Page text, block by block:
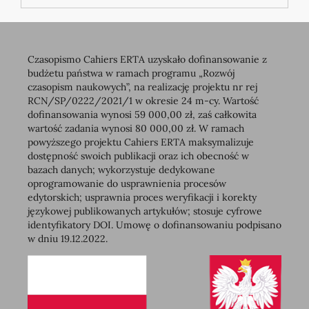
Czasopismo Cahiers ERTA uzyskało dofinansowanie z
budżetu państwa w ramach programu „Rozwój
czasopism naukowych”, na realizację projektu nr rej
RCN/SP/0222/2021/1 w okresie 24 m-cy. Wartość
dofinansowania wynosi 59 000,00 zł, zaś całkowita
wartość zadania wynosi 80 000,00 zł. W ramach
powyższego projektu Cahiers ERTA maksymalizuje
dostępność swoich publikacji oraz ich obecność w
bazach danych; wykorzystuje dedykowane
oprogramowanie do usprawnienia procesów
edytorskich; usprawnia proces weryfikacji i korekty
językowej publikowanych artykułów; stosuje cyfrowe
identyfikatory DOI. Umowę o dofinansowaniu podpisano
w dniu 19.12.2022.